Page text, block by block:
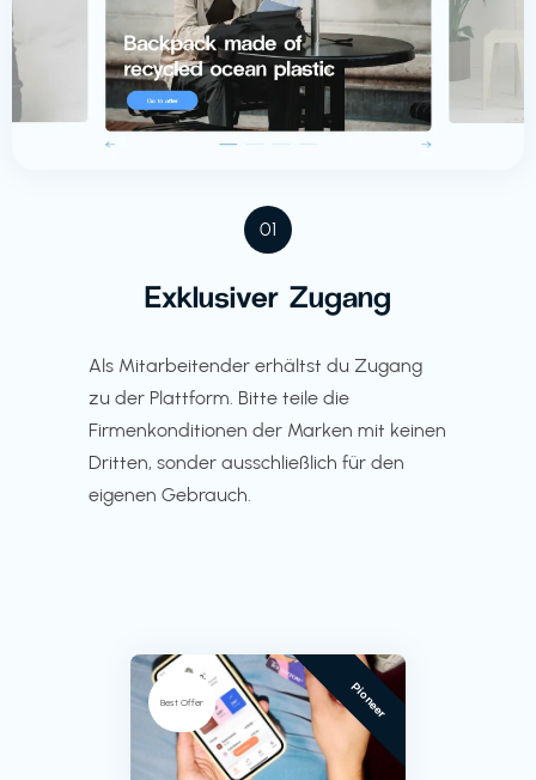
01
Exklusiver Zugang
Als Mitarbeitender erhältst du Zugang
zu der Plattform. Bitte teile die
Firmenkonditionen der Marken mit keinen
Dritten, sonder ausschließlich für den
eigenen Gebrauch.
Best Offer Pioneer